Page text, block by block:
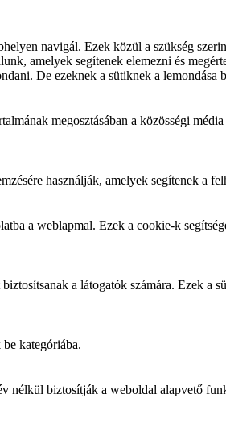
navigál. Ezek közül a szükség
amelyek segítenek elemezni és
De ezeknek a sütiknek a lemondása
megosztásában a közösségi
használják, amelyek segítenek a
a weblapmal. Ezek a cookie-k
a látogatók számára. Ezek
kategóriába.
nélkül biztosítják a weboldal alapvető